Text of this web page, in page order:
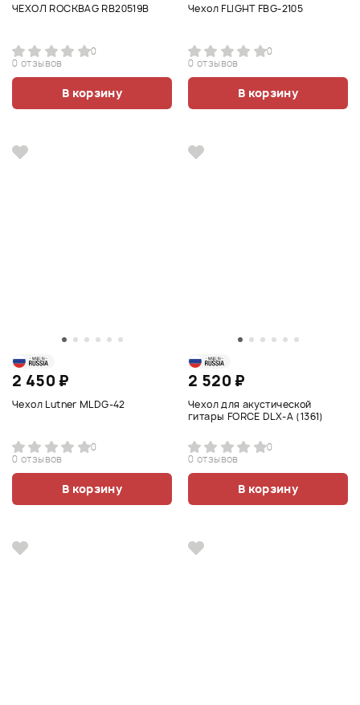
ЧЕХОЛ ROCKBAG RB20519B
0
0 отзывов
В корзину
Чехол FLIGHT FBG-2105
0
0 отзывов
В корзину
2 450 ₽
Чехол Lutner MLDG-42
0
0 отзывов
В корзину
2 520 ₽
Чехол для акустической
гитары FORCE DLX-A (1361)
0
0 отзывов
В корзину